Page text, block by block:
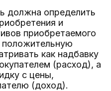
должна определить
и
приобретаемого
как надбавку
(расход), а
с цены,
(доход).